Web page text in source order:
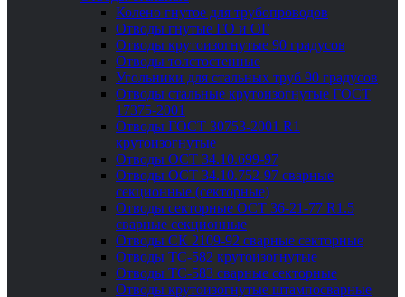
Колено гнутое для трубопроводов
Отводы гнутые ГО и ОГ
Отводы крутоизогнутые 90 градусов
Отводы толстостенные
Угольники для стальных труб 90 градусов
Отводы стальные крутоизогнутые ГОСТ
17375-2001
Отводы ГОСТ 30753-2001 R1
крутоизогнутые
Отводы ОСТ 34.10.699-97
Отводы ОСТ 34.10.752-97 сварные
секционные (секторные)
Отводы секторные ОСТ 36-21-77 R1.5
сварные секционные
Отводы СК 2109-92 сварные секторные
Отводы ТС-582 крутоизогнутые
Отводы ТС-583 сварные секторные
Отводы крутоизогнутые штампосварные